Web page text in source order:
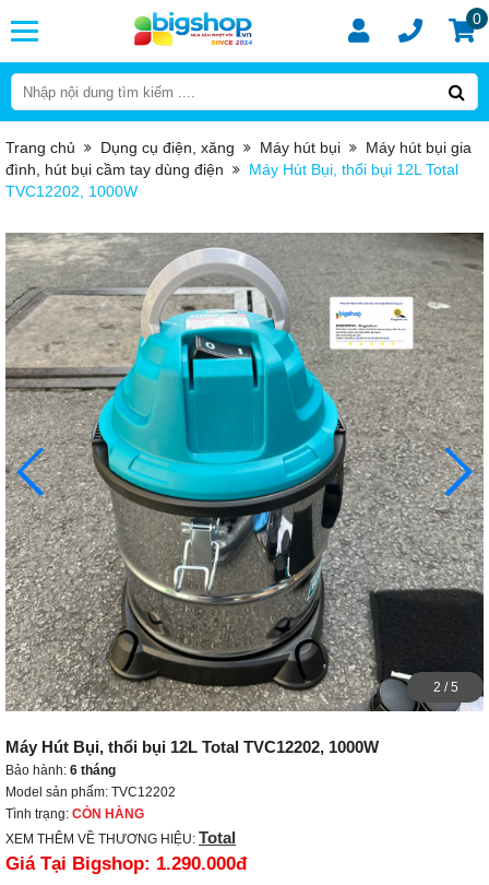
0
Trang chủ Dụng cụ điện, xăng Máy hút bụi
Máy hút bụi gia
đình, hút bụi cầm tay dùng điện
Máy Hút Bụi, thổi bụi 12L Total
TVC12202, 1000W
2 /5
Máy Hút Bụi, thổi bụi 12L Total TVC12202, 1000W
Bảo hành: 6 tháng
Model sản phẩm: TVC12202
Tình trạng: CÒN HÀNG
XEM THÊM VỀ THƯƠNG HIỆU: Total
Giá Tại Bigshop: 1.290.000đ